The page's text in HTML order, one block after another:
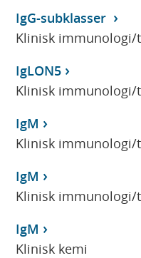
IgG-subklasser
Klinisk
IgLON5
Klinisk
IgM
Klinisk
IgM
Klinisk
IgM
Klinisk kemi